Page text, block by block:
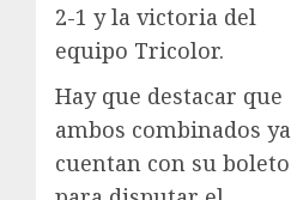
2-1 y la victoria del
equipo Tricolor.
Hay que destacar que
ambos combinados ya
cuentan con su boleto